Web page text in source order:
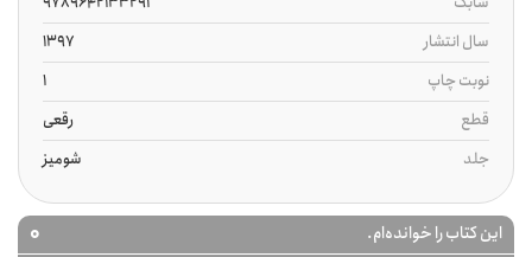
سال انتشار
1397
نوبت چاپ
1
قطع
رقعی
جلد
شومیز
این کتاب را خوانده‌ام. 0